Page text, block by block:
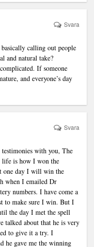
calling out people
and natural take?
If someone
and everyone’s day
Svara
with you, The
life is how I won the
one day I will win the
when I emailed Dr
numbers. I have come a
to make sure I win. But I
the day I met the spell
talked about that he is very
to give it a try. I
he gave me the winning
Svara